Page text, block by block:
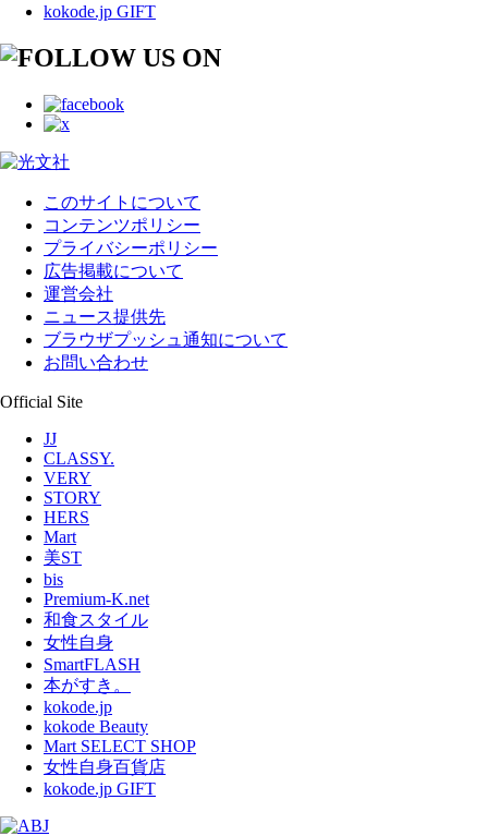
kokode.jp GIFT
このサイトについて
コンテンツポリシー
プライバシーポリシー
広告掲載について
運営会社
ニュース提供先
ブラウザプッシュ通知について
お問い合わせ
Official Site
JJ
CLASSY.
VERY
STORY
HERS
Mart
美ST
bis
Premium-K.net
和食スタイル
女性自身
SmartFLASH
本がすき。
kokode.jp
kokode Beauty
Mart SELECT SHOP
女性自身百貨店
kokode.jp GIFT